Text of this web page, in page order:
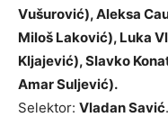
Vušurović), Aleksa
Miloš Laković), Luka
Kljajević), Slavko
Amar Suljević).
Selektor: Vladan Savić.